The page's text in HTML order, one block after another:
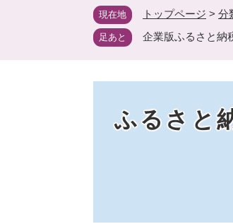
現在地 トップページ > 分
足あと 企業版ふるさと納
ふるさと